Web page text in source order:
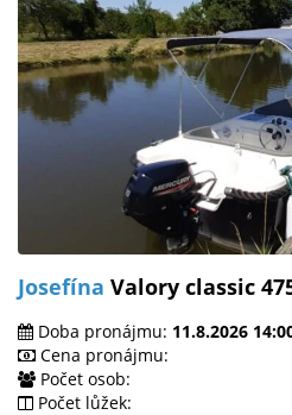
Josefína Valory classic
Doba pronájmu: 11.8.2026
Cena pronájmu:
Počet osob:
Počet lůžek: